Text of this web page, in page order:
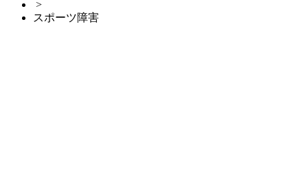
>
スポーツ障害